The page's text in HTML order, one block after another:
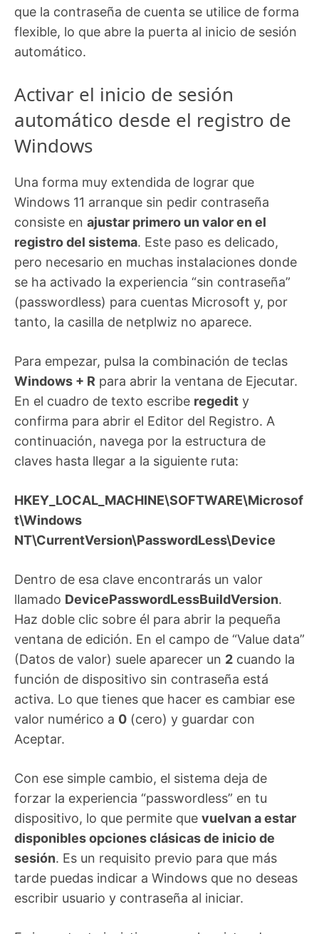
que la contraseña de cuenta se utilice de forma
flexible, lo que abre la puerta al inicio de sesión
automático.
Activar el inicio de sesión
automático desde el registro de
Windows
Una forma muy extendida de lograr que
Windows 11 arranque sin pedir contraseña
consiste en ajustar primero un valor en el
registro del sistema. Este paso es delicado,
pero necesario en muchas instalaciones donde
se ha activado la experiencia “sin contraseña”
(passwordless) para cuentas Microsoft y, por
tanto, la casilla de netplwiz no aparece.
Para empezar, pulsa la combinación de teclas
Windows + R para abrir la ventana de Ejecutar.
En el cuadro de texto escribe regedit y
confirma para abrir el Editor del Registro. A
continuación, navega por la estructura de
claves hasta llegar a la siguiente ruta:
HKEY_LOCAL_MACHINE\SOFTWARE\Microsof
t\Windows
NT\CurrentVersion\PasswordLess\Device
Dentro de esa clave encontrarás un valor
llamado DevicePasswordLessBuildVersion.
Haz doble clic sobre él para abrir la pequeña
ventana de edición. En el campo de “Value data”
(Datos de valor) suele aparecer un 2 cuando la
función de dispositivo sin contraseña está
activa. Lo que tienes que hacer es cambiar ese
valor numérico a 0 (cero) y guardar con
Aceptar.
Con ese simple cambio, el sistema deja de
forzar la experiencia “passwordless” en tu
dispositivo, lo que permite que vuelvan a estar
disponibles opciones clásicas de inicio de
sesión. Es un requisito previo para que más
tarde puedas indicar a Windows que no deseas
escribir usuario y contraseña al iniciar.